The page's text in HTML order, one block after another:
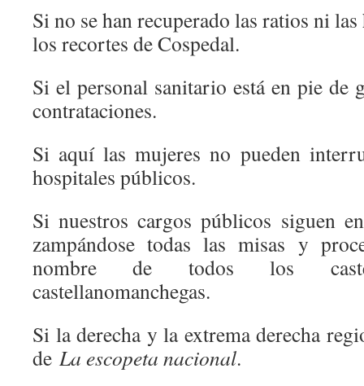
Si no se han recuperado las ratios ni
los recortes de Cospedal.
Si el personal sanitario está en pie de
contrataciones.
Si aquí las mujeres no pueden
hospitales públicos.
Si nuestros cargos públicos siguen
zampándose todas las misas y
nombre de todos los
castellanomanchegas.
Si la derecha y la extrema derecha
de La escopeta nacional.